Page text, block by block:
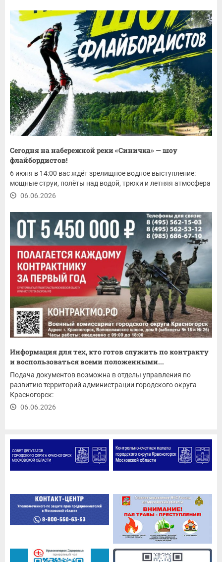
Сегодня на набережной реки «Синичка» — шоу
флайбордистов!
6 июня в 14:00 вас ждёт зрелищное водное выступление:
мощные струи, полёты над водой, трюки и летняя атмосфера
06.06.2026
Информация для тех, кто готов служить по контракту
и воспользоваться всеми положенными...
Подача документов возможна в отделы управления по
развитию территорий администрации городского округа
Красногорск:
06.06.2026